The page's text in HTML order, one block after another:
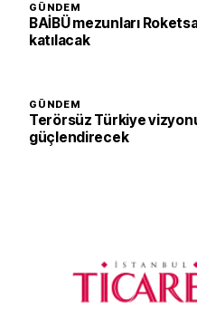
GÜNDEM
BAİBÜ mezunları
katılacak
GÜNDEM
Terörsüz Türkiye
güçlendirecek